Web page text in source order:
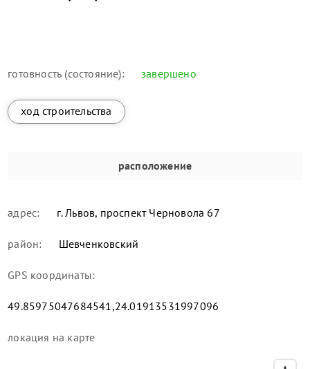
готовность (состояние): завершено
ход строительства
расположение
адрес: г. Львов, проспект Черновола 67
район: Шевченковский
GPS координаты:
49.85975047684541,24.01913531997096
локация на карте